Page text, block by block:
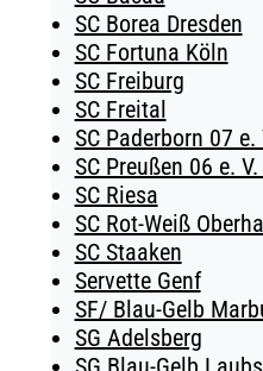
SC Borea Dresden
SC Fortuna Köln
SC Freiburg
SC Freital
SC Paderborn 07 e.
SC Preußen 06 e.
SC Riesa
SC Rot-Weiß
SC Staaken
Servette Genf
SF/ Blau-Gelb
SG Adelsberg